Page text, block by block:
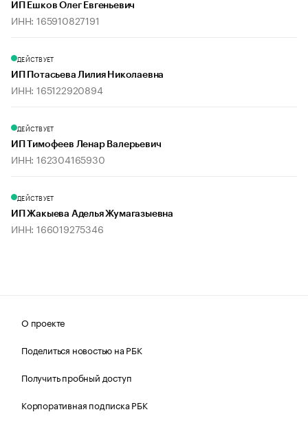
ИП Ешков Олег Евгеньевич
ИНН: 165910827191
ДЕЙСТВУЕТ
ИП Потасьева Лилия Николаевна
ИНН: 165122920894
ДЕЙСТВУЕТ
ИП Тимофеев Ленар Валерьевич
ИНН: 162304165930
ДЕЙСТВУЕТ
ИП Жакыева Аделья Жумагазыевна
ИНН: 166019275346
О проекте
Поделиться новостью на РБК
Получить пробный доступ
Корпоративная подписка РБК